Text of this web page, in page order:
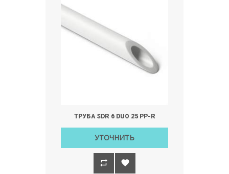
ТРУБА SDR 6 DUO 25 РР-R
УТОЧНИТЬ